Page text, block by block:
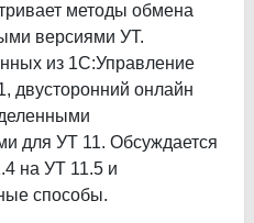
методы обмена
версиями УТ.
из 1С:Управление
двусторонний онлайн
для УТ 11. Обсуждается
на УТ 11.5 и
способы.